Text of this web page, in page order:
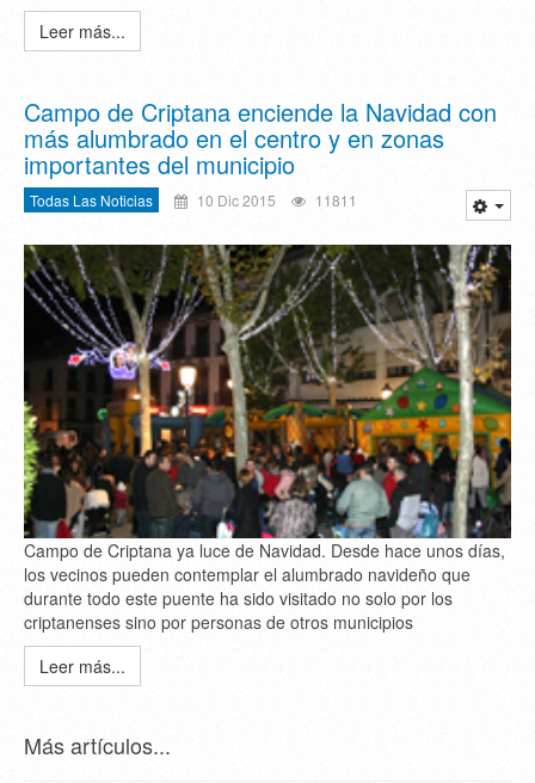
Leer más...
Campo de Criptana enciende la Navidad con
más alumbrado en el centro y en zonas
importantes del municipio
Todas Las Noticias 10 Dic 2015 11811
Campo de Criptana ya luce de Navidad. Desde hace unos días,
los vecinos pueden contemplar el alumbrado navideño que
durante todo este puente ha sido visitado no solo por los
criptanenses sino por personas de otros municipios
Leer más...
Más artículos...